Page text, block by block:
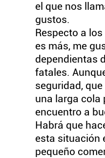
el que nos
gustos.
Respecto a
es más, me
dependientas
fatales.
seguridad,
una larga cola
encuentro a
Habrá que
esta situación
pequeño